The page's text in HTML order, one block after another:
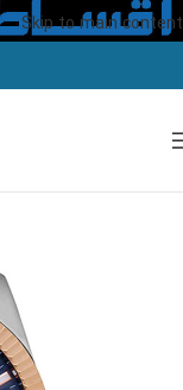
Skip to main content